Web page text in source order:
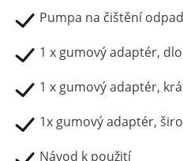
Pumpa na čištění
1 x gumový adaptér,
1 x gumový adaptér,
1x gumový adaptér,
Návod k použití